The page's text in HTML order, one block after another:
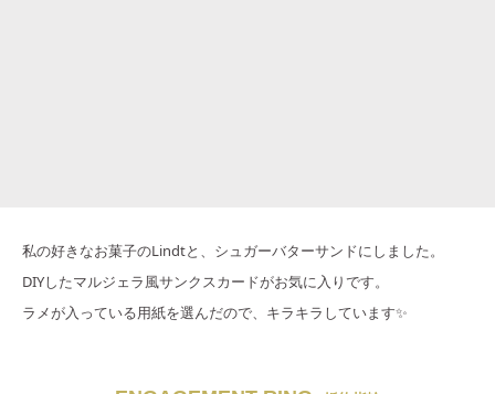
私の好きなお菓子のLindtと、シュガーバターサンドにしました。
DIYしたマルジェラ風サンクスカードがお気に入りです。
ラメが入っている用紙を選んだので、キラキラしています✨